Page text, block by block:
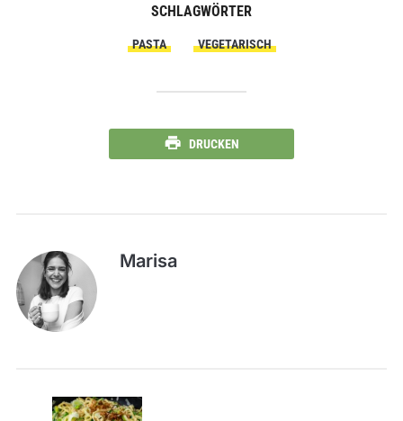
SCHLAGWÖRTER
PASTA VEGETARISCH
DRUCKEN
Marisa